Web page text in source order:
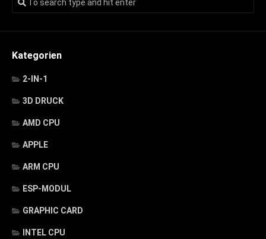
Kategorien
2-IN-1
3D DRUCK
AMD CPU
APPLE
ARM CPU
ESP-MODUL
GRAPHIC CARD
INTEL CPU